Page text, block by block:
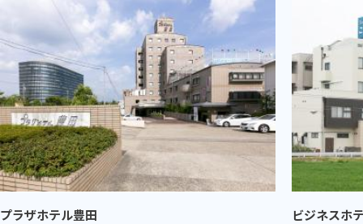
プラザホテル豊田
ビジネスホ